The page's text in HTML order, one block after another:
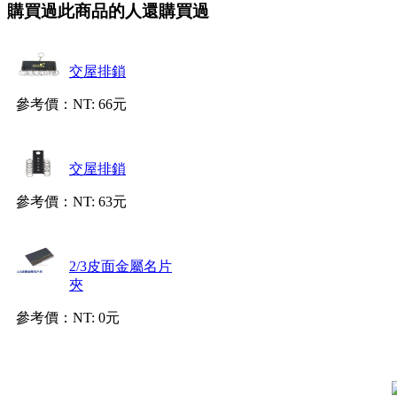
購買過此商品的人還購買過
交屋排鎖
參考價： NT: 66元
交屋排鎖
參考價： NT: 63元
2/3皮面金屬名片
夾
參考價： NT: 0元